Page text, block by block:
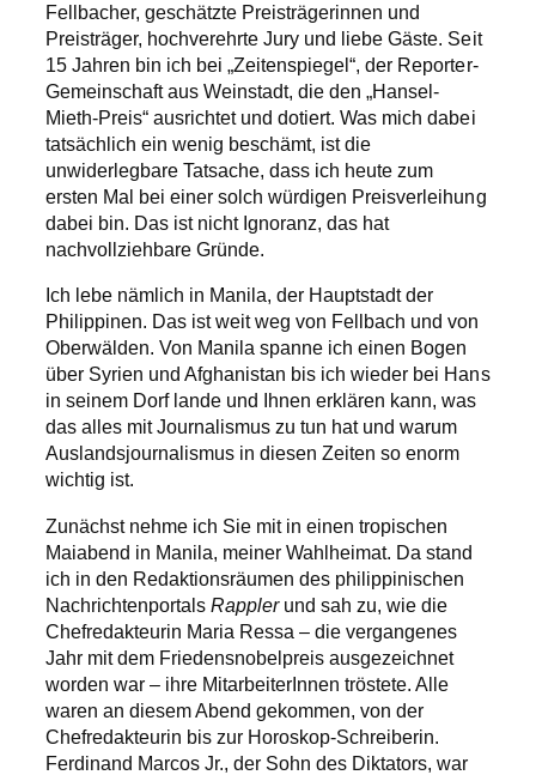
Fellbacher, geschätzte Preisträgerinnen und
Preisträger, hochverehrte Jury und liebe Gäste. Seit
15 Jahren bin ich bei „Zeitenspiegel“, der Reporter-
Gemeinschaft aus Weinstadt, die den „Hansel-
Mieth-Preis“ ausrichtet und dotiert. Was mich dabei
tatsächlich ein wenig beschämt, ist die
unwiderlegbare Tatsache, dass ich heute zum
ersten Mal bei einer solch würdigen Preisverleihung
dabei bin. Das ist nicht Ignoranz, das hat
nachvollziehbare Gründe.
Ich lebe nämlich in Manila, der Hauptstadt der
Philippinen. Das ist weit weg von Fellbach und von
Oberwälden. Von Manila spanne ich einen Bogen
über Syrien und Afghanistan bis ich wieder bei Hans
in seinem Dorf lande und Ihnen erklären kann, was
das alles mit Journalismus zu tun hat und warum
Auslandsjournalismus in diesen Zeiten so enorm
wichtig ist.
Zunächst nehme ich Sie mit in einen tropischen
Maiabend in Manila, meiner Wahlheimat. Da stand
ich in den Redaktionsräumen des philippinischen
Nachrichtenportals Rapplerund sah zu, wie die
Chefredakteurin Maria Ressa – die vergangenes
Jahr mit dem Friedensnobelpreis ausgezeichnet
worden war – ihre MitarbeiterInnen tröstete. Alle
waren an diesem Abend gekommen, von der
Chefredakteurin bis zur Horoskop-Schreiberin.
Ferdinand Marcos Jr., der Sohn des Diktators, war